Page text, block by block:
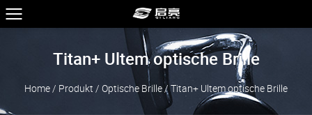
Titan+ Ultem optische Brille
Home/ Produkt / Optische Brille/Titan+ Ultem optische Brille